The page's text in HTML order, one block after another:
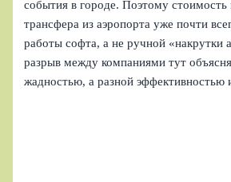
события в городе. Поэтому стоимость
трансфера из аэропорта уже почти
работы софта, а не ручной «накрутки
разрыв между компаниями тут
жадностью, а разной эффективностью